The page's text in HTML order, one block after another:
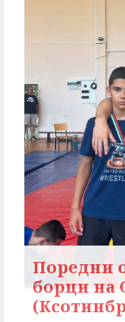
Поредни
борци на